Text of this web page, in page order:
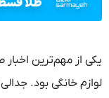
یکی از مهم‌ترین
لوازم خانگی بود.